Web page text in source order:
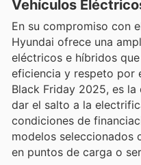
Vehículos
En su compromiso con
Hyundai ofrece una
eléctricos e híbridos
eficiencia y respeto por
Black Friday 2025, es
dar el salto a la
condiciones de
modelos seleccionados
en puntos de carga o